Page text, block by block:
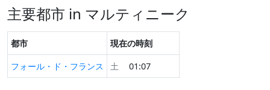
主要都市 in マルティニーク
都市
現在の時刻
フォール・ド・フランス
土 01:07